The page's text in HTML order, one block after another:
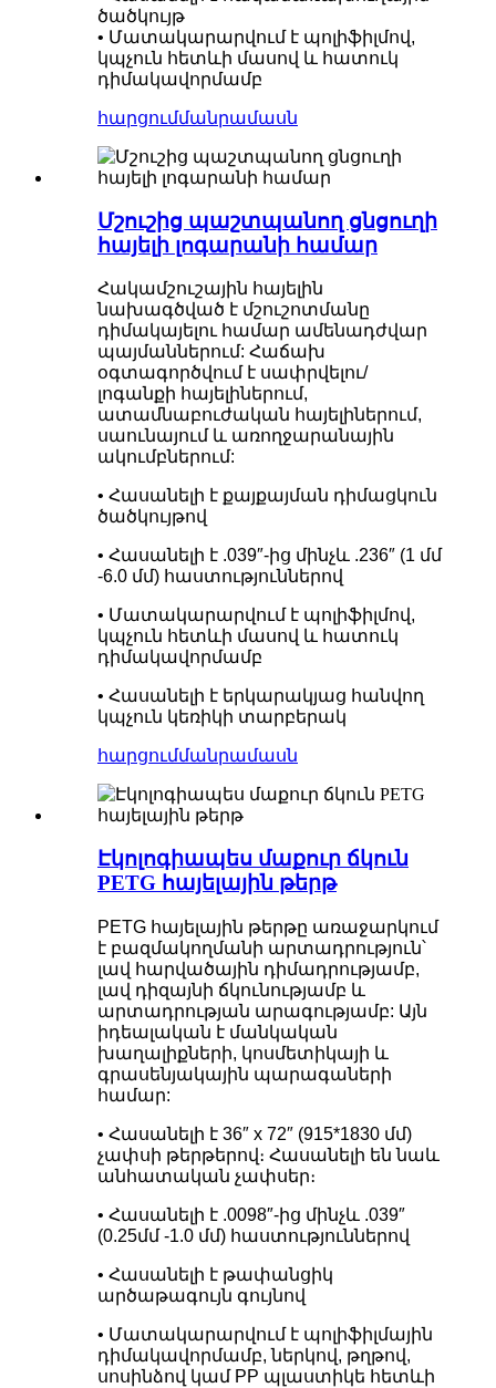
ծածկույթ
• Մատակարարվում է պոլիֆիլմով,
կպչուն հետևի մասով և հատուկ
դիմակավորմամբ
հարցումմանրամասն
Մշուշից պաշտպանող ցնցուղի
հայելի լոգարանի համար
Հակամշուշային հայելին
նախագծված է մշուշոտմանը
դիմակայելու համար ամենադժվար
պայմաններում: Հաճախ
օգտագործվում է սափրվելու/
լոգանքի հայելիներում,
ատամնաբուժական հայելիներում,
սաունայում և առողջարանային
ակումբներում:
• Հասանելի է քայքայման դիմացկուն
ծածկույթով
• Հասանելի է .039″-ից մինչև .236″ (1 մմ
-6.0 մմ) հաստություններով
• Մատակարարվում է պոլիֆիլմով,
կպչուն հետևի մասով և հատուկ
դիմակավորմամբ
• Հասանելի է երկարակյաց հանվող
կպչուն կեռիկի տարբերակ
հարցումմանրամասն
Էկոլոգիապես մաքուր ճկուն
PETG հայելային թերթ
PETG հայելային թերթը առաջարկում
է բազմակողմանի արտադրություն՝
լավ հարվածային դիմադրությամբ,
լավ դիզայնի ճկունությամբ և
արտադրության արագությամբ: Այն
իդեալական է մանկական
խաղալիքների, կոսմետիկայի և
գրասենյակային պարագաների
համար:
• Հասանելի է 36″ x 72″ (915*1830 մմ)
չափսի թերթերով։ Հասանելի են նաև
անհատական ​​չափսեր։
• Հասանելի է .0098″-ից մինչև .039″
(0.25մմ -1.0 մմ) հաստություններով
• Հասանելի է թափանցիկ
արծաթագույն գույնով
• Մատակարարվում է պոլիֆիլմային
դիմակավորմամբ, ներկով, թղթով,
սոսինձով կամ PP պլաստիկե հետևի